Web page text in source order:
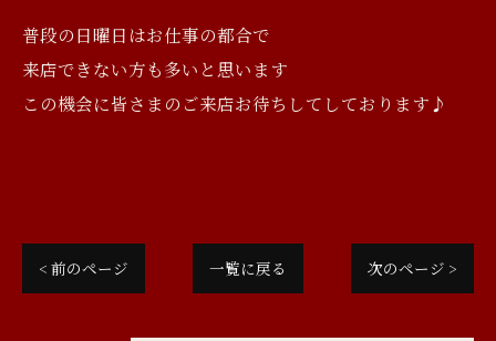
普段の日曜日はお仕事の都合で
来店できない方も多いと思います
この機会に皆さまのご来店お待ちしてしております♪
< 前のページ 一覧に戻る 次のページ >